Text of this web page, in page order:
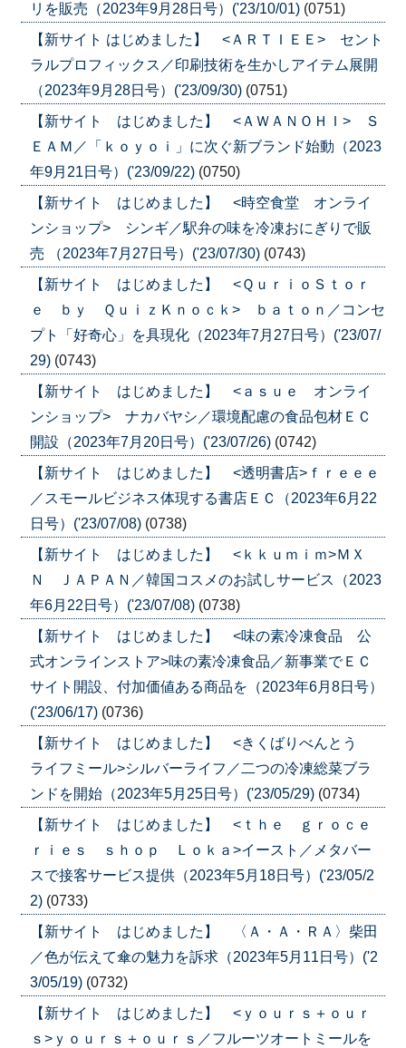
リを販売（2023年9月28日号）('23/10/01) (0751)
【新サイト はじめました】 <ＡＲＴＩＥＥ> セント
ラルプロフィックス／印刷技術を生かしアイテム展開
（2023年9月28日号）('23/09/30) (0751)
【新サイト はじめました】 <ＡＷＡＮＯＨＩ> Ｓ
ＥＡＭ／「ｋｏｙｏｉ」に次ぐ新ブランド始動（2023
年9月21日号）('23/09/22) (0750)
【新サイト はじめました】 <時空食堂 オンライ
ンショップ> シンギ／駅弁の味を冷凍おにぎりで販
売 （2023年7月27日号）('23/07/30) (0743)
【新サイト はじめました】 <ＱｕｒｉｏＳｔｏｒ
ｅ ｂｙ ＱｕｉｚＫｎｏｃｋ> ｂａｔｏｎ／コンセ
プト「好奇心」を具現化（2023年7月27日号）('23/07/
29) (0743)
【新サイト はじめました】 <ａｓｕｅ オンライ
ンショップ> ナカバヤシ／環境配慮の食品包材ＥＣ
開設（2023年7月20日号）('23/07/26) (0742)
【新サイト はじめました】 <透明書店>ｆｒｅｅｅ
／スモールビジネス体現する書店ＥＣ（2023年6月22
日号）('23/07/08) (0738)
【新サイト はじめました】 <ｋｋｕｍｉｍ>ＭＸ
Ｎ ＪＡＰＡＮ／韓国コスメのお試しサービス（2023
年6月22日号）('23/07/08) (0738)
【新サイト はじめました】 <味の素冷凍食品 公
式オンラインストア>味の素冷凍食品／新事業でＥＣ
サイト開設、付加価値ある商品を（2023年6月8日号）
('23/06/17) (0736)
【新サイト はじめました】 <きくばりべんとう
ライフミール>シルバーライフ／二つの冷凍総菜ブラ
ンドを開始（2023年5月25日号）('23/05/29) (0734)
【新サイト はじめました】 <ｔｈｅ ｇｒｏｃｅ
ｒｉｅｓ ｓｈｏｐ Ｌｏｋａ>イースト／メタバー
スで接客サービス提供（2023年5月18日号）('23/05/2
2) (0733)
【新サイト はじめました】 〈Ａ・Ａ・ＲＡ〉柴田
／色が伝えて傘の魅力を訴求（2023年5月11日号）('2
3/05/19) (0732)
【新サイト はじめました】 <ｙｏｕｒｓ＋ｏｕｒ
ｓ>ｙｏｕｒｓ＋ｏｕｒｓ／フルーツオートミールを